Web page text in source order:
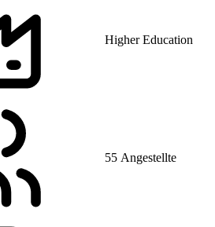
Higher Education
55 Angestellte